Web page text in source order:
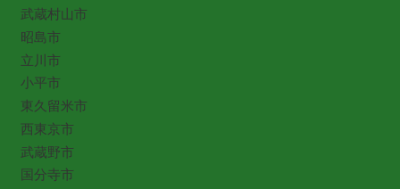
武蔵村山市
昭島市
立川市
小平市
東久留米市
西東京市
武蔵野市
国分寺市